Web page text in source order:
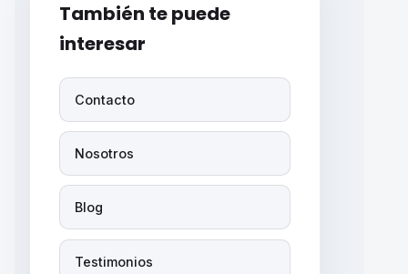
También te puede
interesar
Contacto
Nosotros
Blog
Testimonios